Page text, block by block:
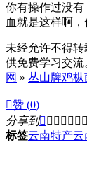
你有操作过没有
血就是这样啊
未经允许不得
供免费学习交流
网 » 丛山牌鸡
赞 (0)
分享到      
标签云南特产云